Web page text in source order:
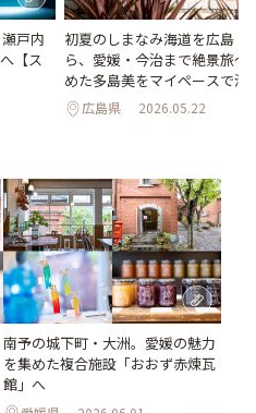
戸内
【ス
初夏のしまなみ海道を広島・
ら、愛媛・今治まで絶景旅〜
めた多島美をマイペースで満
広島県 2026.05.22
南予の城下町・大洲。愛媛の魅力
を集めた複合施設「おおず赤煉瓦
館」へ